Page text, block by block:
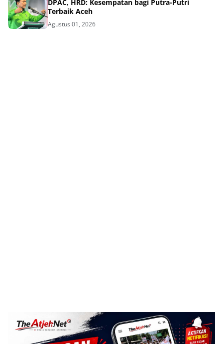
DPAC, HRD: Kesempatan bagi Putra-Putri
Terbaik Aceh
Agustus 01, 2026